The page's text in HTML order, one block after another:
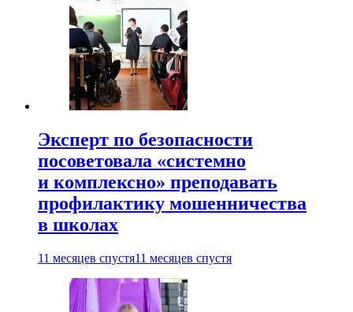
Эксперт по безопасности
посоветовала «системно
и комплексно» преподавать
профилактику мошенничества
в школах
11 месяцев спустя11 месяцев спустя